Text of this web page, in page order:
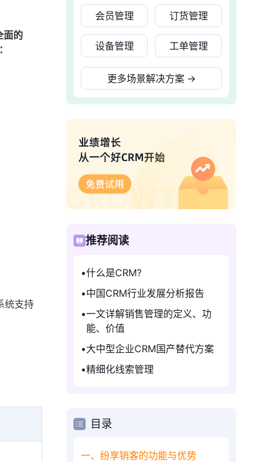
面的
统支持
会员管理 订货管理
设备管理 工单管理
更多场景解决方案 →
推荐阅读
什么是CRM?
中国CRM行业发展分析报告
一文详解销售管理的定义、功
能、价值
大中型企业CRM国产替代方案
精细化线索管理
目录
一、纷享销客的功能与优势